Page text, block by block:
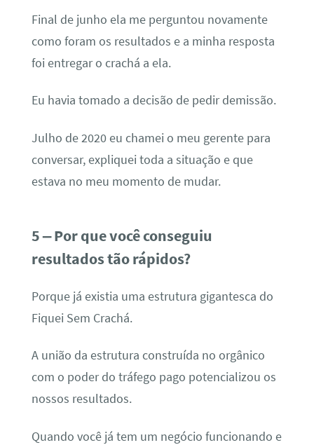
Final de junho ela me perguntou novamente
como foram os resultados e a minha resposta
foi entregar o crachá a ela.
Eu havia tomado a decisão de pedir demissão.
Julho de 2020 eu chamei o meu gerente para
conversar, expliquei toda a situação e que
estava no meu momento de mudar.
5 – Por que você conseguiu
resultados tão rápidos?
Porque já existia uma estrutura gigantesca do
Fiquei Sem Crachá.
A união da estrutura construída no orgânico
com o poder do tráfego pago potencializou os
nossos resultados.
Quando você já tem um negócio funcionando e